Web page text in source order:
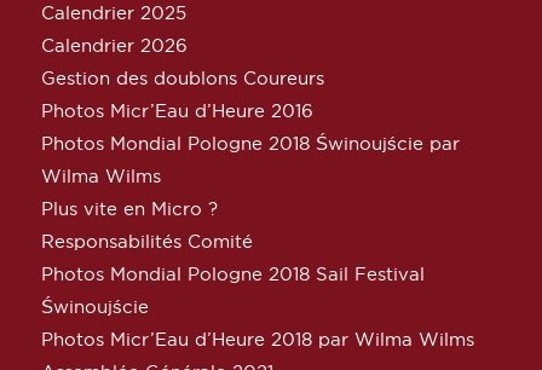
Calendrier 2025
Calendrier 2026
Gestion des doublons Coureurs
Photos Micr’Eau d’Heure 2016
Photos Mondial Pologne 2018 Świnoujście par
Wilma Wilms
Plus vite en Micro ?
Responsabilités Comité
Photos Mondial Pologne 2018 Sail Festival
Świnoujście
Photos Micr’Eau d’Heure 2018 par Wilma Wilms